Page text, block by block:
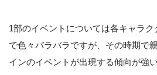
1部のイベントについては各キャラ
で色々バラバラですが、その時期で
インのイベントが出現する傾向が強